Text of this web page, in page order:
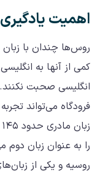
اهمیت
روس‌ها چندان با زبان
کمی از آنها به
انگلیسی صحبت نکنند.
فرودگاه می‌تواند
را به عنوان زبان
روسیه و یکی از